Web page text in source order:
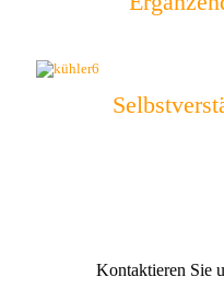
Kontaktieren Sie